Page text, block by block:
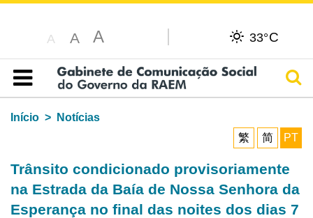
A A A 33°C
Índice
Início
Notícias
繁
简 PT
Trânsito condicionado provisoriamente
na Estrada da Baía de Nossa Senhora da
Esperança no final das noites dos dias 7